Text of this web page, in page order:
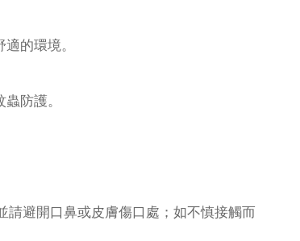
的環境。
防護。
避開口鼻或皮膚傷口處；如不慎接觸而